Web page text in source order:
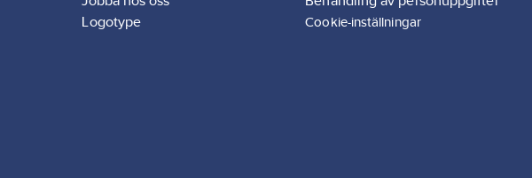
Logotype
Cookie-inställningar